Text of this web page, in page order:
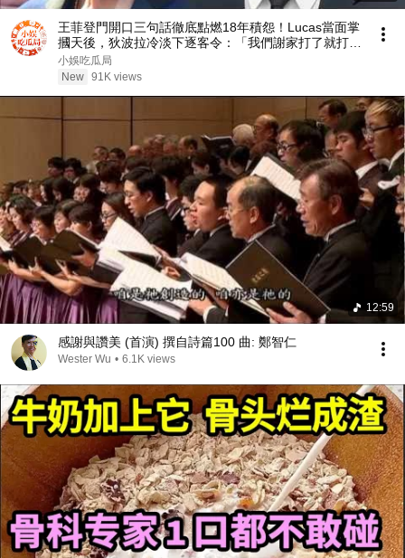
王菲登門開口三句話徹底點燃18年積怨！Lucas當面掌
摑天後，狄波拉冷淡下逐客令：「我們謝家打了就打
了！」 #王菲 #謝霆鋒 #張柏芝 #Lucas #謝振軒
小娛吃瓜局
New 91K views
12:59
感謝與讚美 (首演) 撰自詩篇100 曲: 鄭智仁
Wester Wu • 6.1K views